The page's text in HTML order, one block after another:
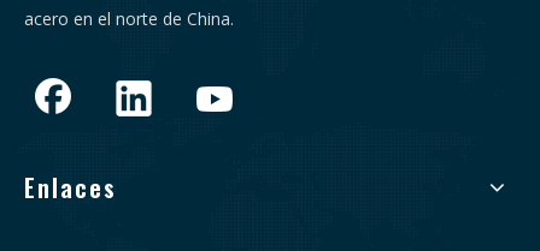
acero en el norte de China.
Enlaces